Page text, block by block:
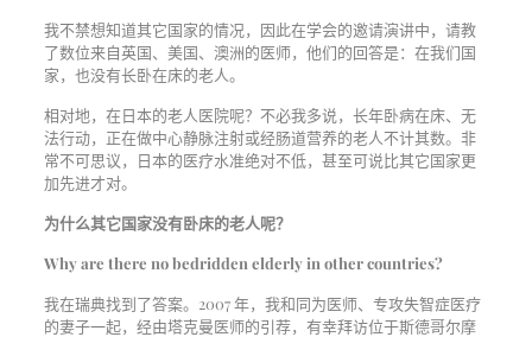
我不禁想知道其它国家的情况，因此在学会的邀请演讲中，请教
了数位来自英国、美国、澳洲的医师，他们的回答是：在我们国
家，也没有长卧在床的老人。
相对地，在日本的老人医院呢？不必我多说，长年卧病在床、无
法行动，正在做中心静脉注射或经肠道营养的老人不计其数。非
常不可思议，日本的医疗水准绝对不低，甚至可说比其它国家更
加先进才对。
为什么其它国家没有卧床的老人呢？
Why are there no bedridden elderly in other countries?
我在瑞典找到了答案。2007 年，我和同为医师、专攻失智症医疗
的妻子一起，经由塔克曼医师的引荐，有幸拜访位于斯德哥尔摩